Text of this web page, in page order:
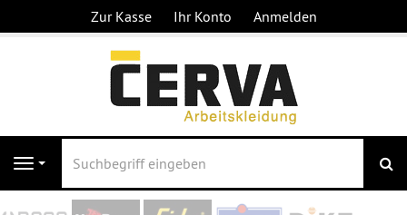
Zur Kasse Ihr Konto Anmelden
Navigation